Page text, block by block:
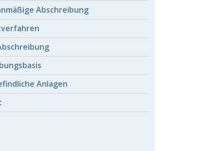
Abschreibung
Anlagen